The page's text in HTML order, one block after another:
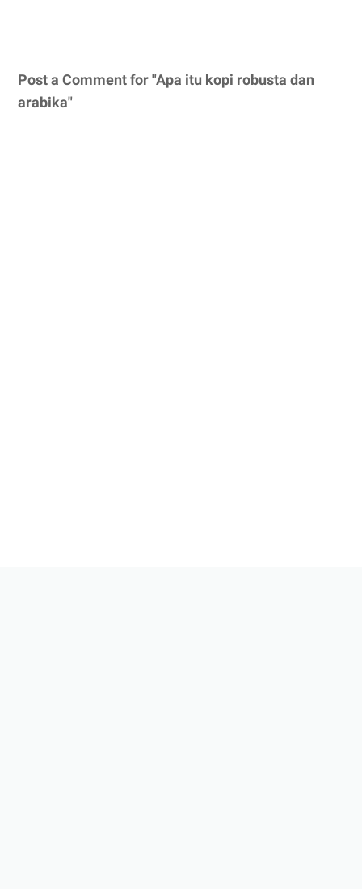
Post a Comment for "Apa itu kopi robusta dan
arabika"